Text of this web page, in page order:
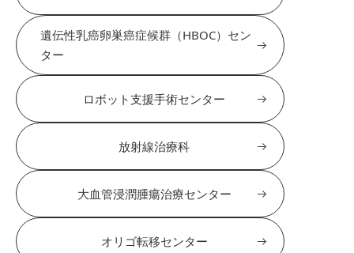
遺伝性乳癌卵巣癌症候群（HBOC）セン
ター
ロボット支援手術センター
放射線治療科
大血管浸潤腫瘍治療センター
オリゴ転移センター